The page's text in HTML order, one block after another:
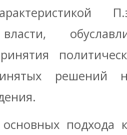
решений
основных подхода